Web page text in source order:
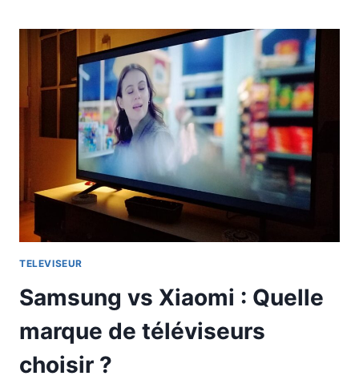
TELEVISEUR
Samsung vs Xiaomi : Quelle
marque de téléviseurs
choisir ?